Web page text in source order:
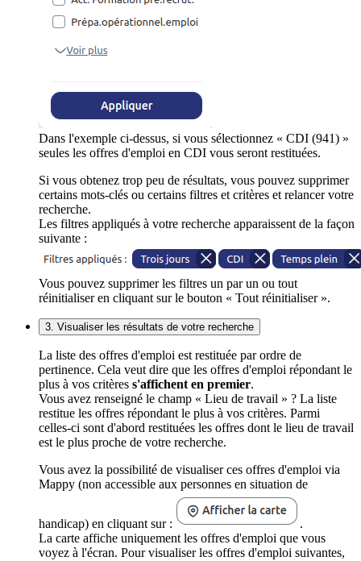
Dans l'exemple ci-dessus, si vous sélectionnez « CDI (941) »
seules les offres d'emploi en CDI vous seront restituées.
Si vous obtenez trop peu de résultats, vous pouvez supprimer
certains mots-clés ou certains filtres et critères et relancer votre
recherche.
Les filtres appliqués à votre recherche apparaissent de la façon
suivante :
Vous pouvez supprimer les filtres un par un ou tout
réinitialiser en cliquant sur le bouton « Tout réinitialiser ».
3. Visualiser les résultats de votre recherche
La liste des offres d'emploi est restituée par ordre de
pertinence. Cela veut dire que les offres d'emploi répondant le
plus à vos critères s'affichent en premier.
Vous avez renseigné le champ « Lieu de travail » ? La liste
restitue les offres répondant le plus à vos critères. Parmi
celles-ci sont d'abord restituées les offres dont le lieu de travail
est le plus proche de votre recherche.
Vous avez la possibilité de visualiser ces offres d'emploi via
Mappy (non accessible aux personnes en situation de
handicap) en cliquant sur :
.
La carte affiche uniquement les offres d'emploi que vous
voyez à l'écran. Pour visualiser les offres d'emploi suivantes,